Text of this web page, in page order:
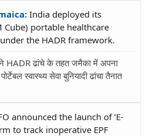
India deployed its
Cube) portable healthcare
the HADR framework.
HADR ढांचे के तहत जमैका में अपना
स्वास्थ्य सेवा बुनियादी ढांचा तैनात
announced the launch of ‘E-
to track inoperative EPF